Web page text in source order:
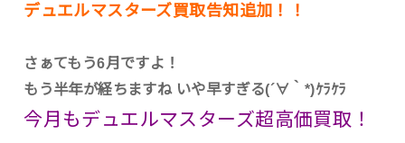
デュエルマスターズ買取告知追加！！
さぁてもう6月ですよ！
もう半年が経ちますね いや早すぎる(´∀｀*)ｹﾗｹﾗ
今月もデュエルマスターズ超高価買取！